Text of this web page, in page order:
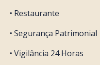
• Restaurante
• Segurança Patrimonial
• Vigilância 24 Horas